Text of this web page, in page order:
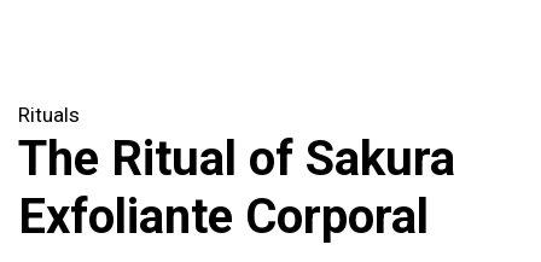
Rituals
The Ritual of Sakura
Exfoliante Corporal